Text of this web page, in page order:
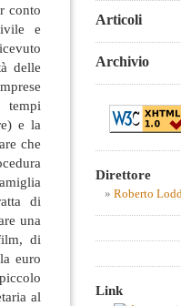
conto
e
delle
tempi
e la
che
di
una
di
euro
al
Articoli
Archivio
Direttore
Roberto
Link